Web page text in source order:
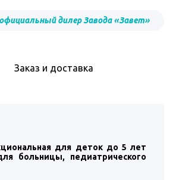
дилер Завода «Завет»
Заказ и доставка
для деток до 5 лет
больницы, педиатрического